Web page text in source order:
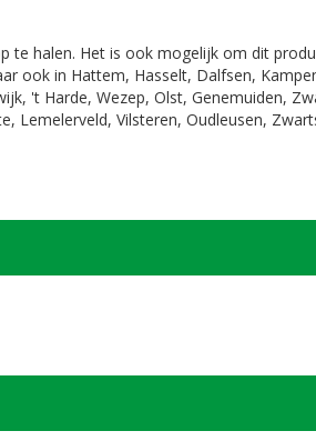
te halen. Het is ook mogelijk om dit
ook in Hattem, Hasselt, Dalfsen,
't Harde, Wezep, Olst, Genemuiden,
Lemelerveld, Vilsteren, Oudleusen,